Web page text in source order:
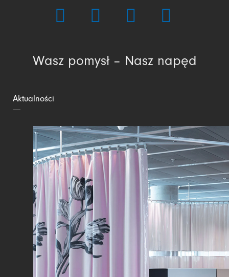
Wasz pomysł – Nasz napęd
Aktualności